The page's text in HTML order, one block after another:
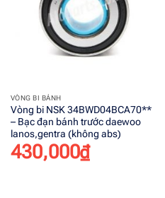
Add to
wishlist
VÒNG BI BÁNH
Vòng bi NSK 34BWD04BCA70**
– Bạc đạn bánh trước daewoo
lanos,gentra (không abs)
430,000₫